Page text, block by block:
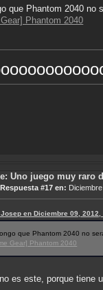
que Phantom 2040 no
Phantom 2040
Uno juego muy raro
Respuesta #17 en:
en Diciembre 09, 2012,
que Phantom 2040 no
Gear] Phantom 2040
es este, porque